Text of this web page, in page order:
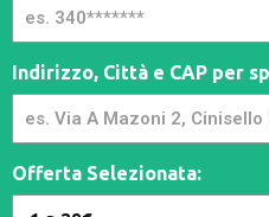
Indirizzo, Città e CAP per
Offerta Selezionata: